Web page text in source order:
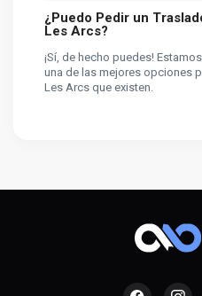
¿Puedo Pedir un
Les Arcs?
¡Sí, de hecho puedes!
una de las mejores opciones
Les Arcs que existen.